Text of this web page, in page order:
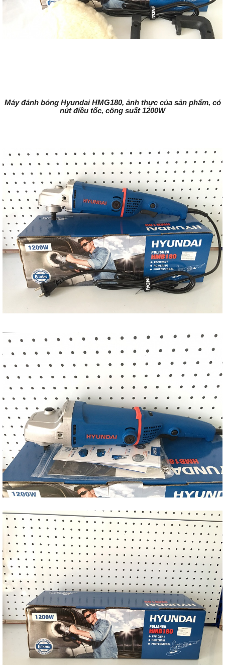
Máy đánh bóng Hyundai HMG180, ảnh thực của sản phẩm, có
nút điều tốc, công suất 1200W